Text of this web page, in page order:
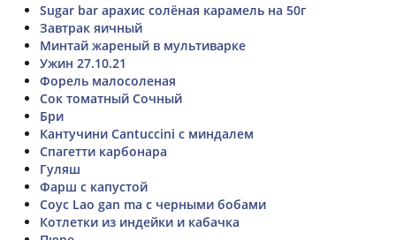
Sugar bar арахис солёная карамель на 50г
Завтрак яичный
Минтай жареный в мультиварке
Ужин 27.10.21
Форель малосоленая
Сок томатный Сочный
Бри
Кантучини Cantuccini с миндалем
Спагетти карбонара
Гуляш
Фарш с капустой
Соус Lao gan ma с черными бобами
Котлетки из индейки и кабачка